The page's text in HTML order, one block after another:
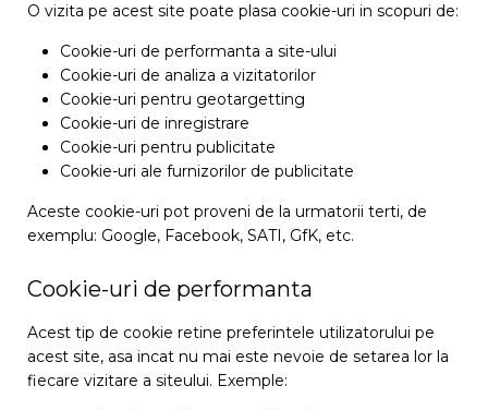
O vizita pe acest site poate plasa cookie-uri in scopuri de:
Cookie-uri de performanta a site-ului
Cookie-uri de analiza a vizitatorilor
Cookie-uri pentru geotargetting
Cookie-uri de inregistrare
Cookie-uri pentru publicitate
Cookie-uri ale furnizorilor de publicitate
Aceste cookie-uri pot proveni de la urmatorii terti, de
exemplu: Google, Facebook, SATI, GfK, etc.
Cookie-uri de performanta
Acest tip de cookie retine preferintele utilizatorului pe
acest site, asa incat nu mai este nevoie de setarea lor la
fiecare vizitare a siteului. Exemple: